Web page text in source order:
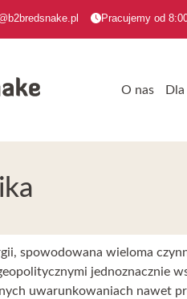
Pracujemy od
O nas
spowodowana wieloma
jednoznacznie
uwarunkowaniach nawet